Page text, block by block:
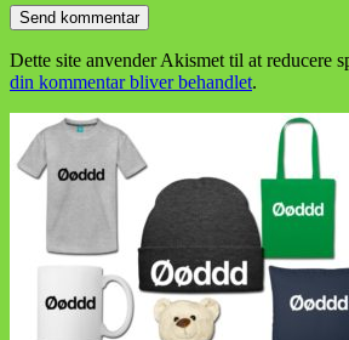
Dette site anvender Akismet til at reducere
din kommentar bliver behandlet.